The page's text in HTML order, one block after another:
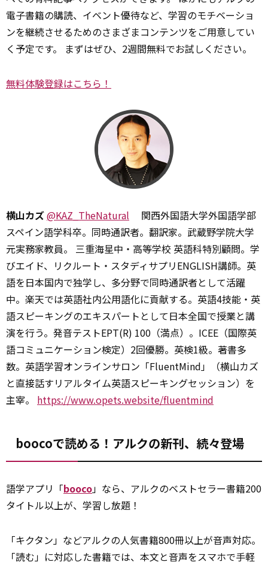
電子書籍の購読、イベント優待など、学習のモチベーショ
ンを継続させるためのさまざまコンテンツをご用意してい
く予定です。 まずはぜひ、2週間無料でお試しください。
無料体験登録はこちら！
横山カズ@KAZ_TheNatural 関西外国語大学外国語学部
スペイン語学科卒。同時通訳者。翻訳家。武蔵野学院大学
元実務家教員。 三重海星中・高等学校 英語科特別顧問。学
びエイド、リクルート・スタディサプリENGLISH講師。英
語を日本国内で独学し、多分野で同時通訳者として活躍
中。楽天では英語社内公用語化に貢献する。英語4技能・英
語スピーキングのエキスパートとして日本全国で授業と講
演を行う。発音テストEPT(R) 100（満点）。ICEE（国際英
語コミュニケーション検定）2回優勝。英検1級。著書多
数。英語学習オンラインサロン「FluentMind」（横山カズ
と直接話すリアルタイム英語スピーキングセッション）を
主宰。 https://www.opets.website/fluentmind
boocoで読める！アルクの新刊、続々登場
語学アプリ「booco」なら、アルクのベストセラー書籍200
タイトル以上が、学習し放題！
「キクタン」などアルクの人気書籍800冊以上が音声対応。
「読む」に対応した書籍では、本文と音声をスマホで手軽